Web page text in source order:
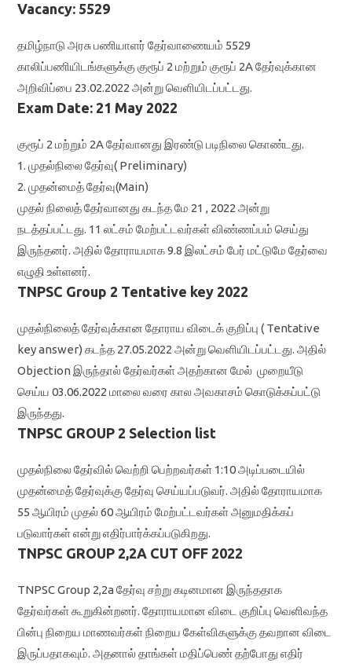
Vacancy: 5529
தமிழ்நாடு அரசு பணியாளர் தேர்வாணையம் 5529
காலிப்பணியிடங்களுக்கு குரூப் 2 மற்றும் குரூப் 2A தேர்வுக்கான
அறிவிப்பை 23.02.2022 அன்று வெளியிடப்பட்டது.
Exam Date: 21 May 2022
குரூப் 2 மற்றும் 2A தேர்வானது இரண்டு படிநிலை கொண்டது.
1. முதல்நிலை தேர்வு( Preliminary)
2. முதன்மைத் தேர்வு(Main)
முதல் நிலைத் தேர்வானது கடந்த மே 21 , 2022 அன்று
நடத்தப்பட்டது. 11 லட்சம் மேற்பட்டவர்கள் விண்ணப்பம் செய்து
இருந்தனர். அதில் தோராயமாக 9.8 இலட்சம் பேர் மட்டுமே தேர்வை
எழுதி உள்ளனர்.
TNPSC Group 2 Tentative key 2022
முதல்நிலைத் தேர்வுக்கான தோராய விடைக் குறிப்பு ( Tentative
key answer) கடந்த 27.05.2022 அன்று வெளியிடப்பட்டது. அதில்
Objection இருந்தால் தேர்வர்கள் அதற்கான மேல் முறையீடு
செய்ய 03.06.2022 மாலை வரை கால அவகாசம் கொடுக்கப்பட்டு
இருந்தது.
TNPSC GROUP 2 Selection list
முதல்நிலை தேர்வில் வெற்றி பெற்றவர்கள் 1:10 அடிப்படையில்
முதன்மைத் தேர்வுக்கு தேர்வு செய்யப்படுவர். அதில் தோராயமாக
55 ஆயிரம் முதல் 60 ஆயிரம் மேற்பட்டவர்கள் அனுமதிக்கப்
படுவார்கள் என்று எதிர்பார்க்கப்படுகிறது.
TNPSC GROUP 2,2A CUT OFF 2022
TNPSC Group 2,2a தேர்வு சற்று கடினமான இருந்ததாக
தேர்வர்கள் கூறுகின்றனர். தோராயமான விடை குறிப்பு வெளிவந்த
பின்பு நிறைய மாணவர்கள் நிறைய கேள்விகளுக்கு தவறான விடை
இருப்பதாகவும். அதனால் தாங்கள் மதிப்பெண் தற்போது எதிர்